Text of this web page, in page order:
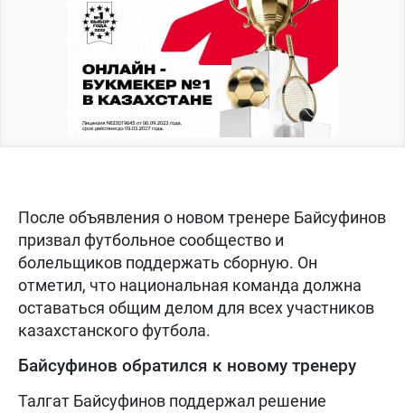
После объявления о новом тренере Байсуфинов
призвал футбольное сообщество и
болельщиков поддержать сборную. Он
отметил, что национальная команда должна
оставаться общим делом для всех участников
казахстанского футбола.
Байсуфинов обратился к новому тренеру
Талгат Байсуфинов поддержал решение